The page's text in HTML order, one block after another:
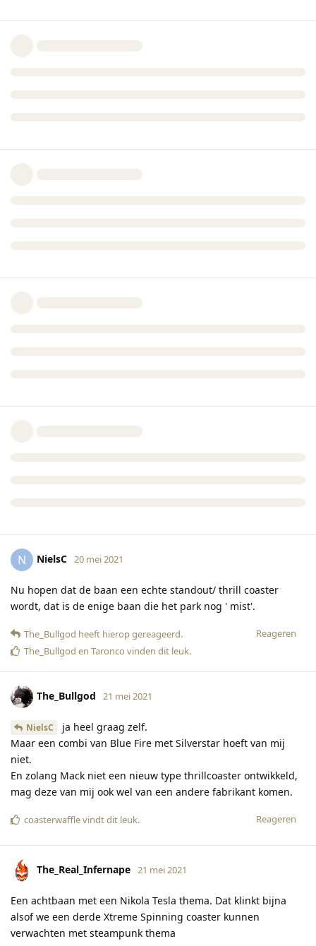
N NielsC 20 mei 2021
Nu hopen dat de baan een echte standout/ thrill coaster
wordt, dat is de enige baan die het park nog ' mist'.
Reageren
The_Bullgod heeft hierop gereageerd.
The_Bullgod en Taronco vinden dit leuk.
The_Bullgod 21 mei 2021
NielsC
ja heel graag zelf.
Maar een combi van Blue Fire met Silverstar hoeft van mij
niet.
En zolang Mack niet een nieuw type thrillcoaster ontwikkeld,
mag deze van mij ook wel van een andere fabrikant komen.
Reageren
coasterwafflevindt dit leuk.
The_Real_Infernape 21 mei 2021
Een achtbaan met een Nikola Tesla thema. Dat klinkt bijna
alsof we een derde Xtreme Spinning coaster kunnen
verwachten met steampunk thema